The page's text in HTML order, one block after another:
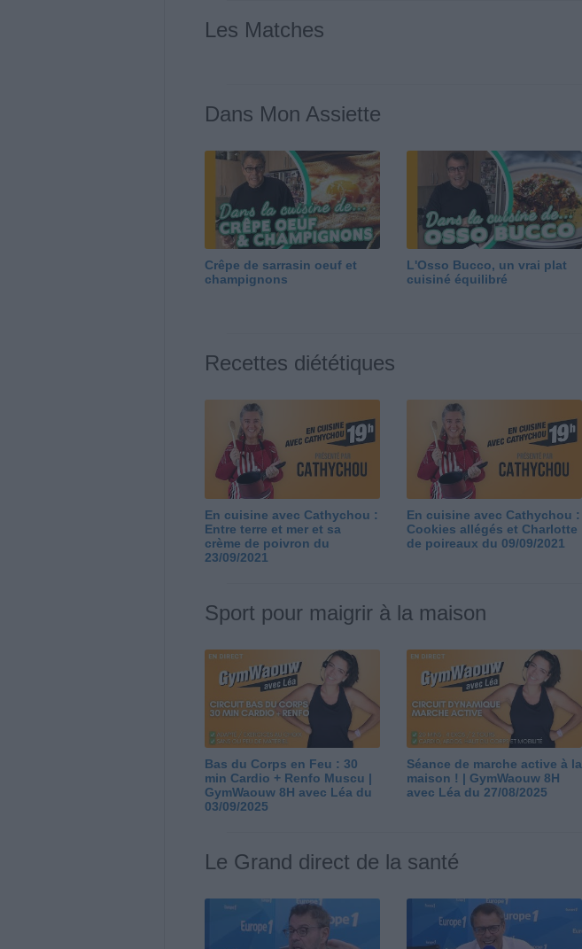
Les Matches
Dans Mon Assiette
Crêpe de sarrasin oeuf et
champignons
L'Osso Bucco, un vrai plat
cuisiné équilibré
Recettes diététiques
En cuisine avec Cathychou :
Entre terre et mer et sa
crème de poivron du
23/09/2021
En cuisine avec Cathychou :
Cookies allégés et Charlotte
de poireaux du 09/09/2021
Sport pour maigrir à la maison
Bas du Corps en Feu : 30
min Cardio + Renfo Muscu |
GymWaouw 8H avec Léa du
03/09/2025
Séance de marche active à la
maison ! | GymWaouw 8H
avec Léa du 27/08/2025
Le Grand direct de la santé